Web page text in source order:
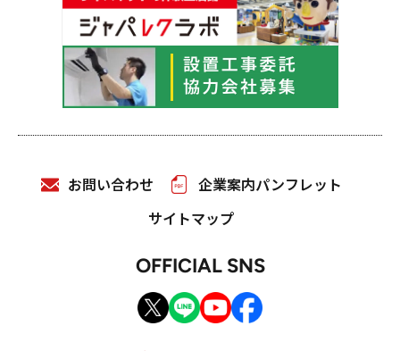
お問い合わせ
企業案内パンフレット
サイトマップ
OFFICIAL SNS